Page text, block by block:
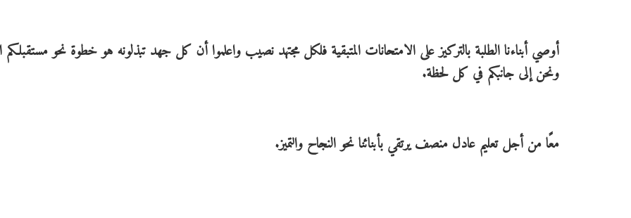
أوصي أبناءنا الطلبة بالتركيز على الامتحانات المتبقية فلكل مجتهد نصيب واعلموا أن كل جهد تبذلونه هو خطوة نحو مستقبلكم
ونحن إلى جانبكم في كل لحظة.
معًا من أجل تعليم عادل منصف يرتقي بأبنائنا نحو النجاح والتميز.